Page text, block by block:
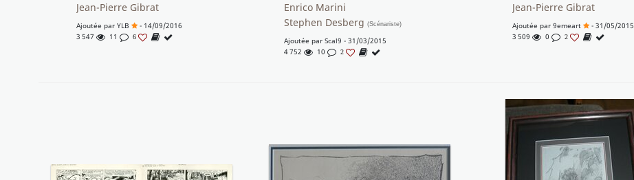
Jean-Pierre Gibrat
Ajoutée par YLB
- 14/09/2016
3 547
11 6
Enrico Marini
Stephen Desberg (Scénariste)
Ajoutée par Scal9 - 31/03/2015
4 752
10 2
Jean-Pierre Gibrat
Ajoutée par 9emeart
- 31/05/2015
3 509
0 2